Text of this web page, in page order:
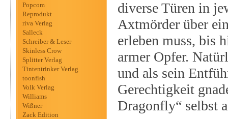
Popcom
Reprodukt
riva Verlag
Salleck
Schreiber & Leser
Skinless Crow
Splitter Verlag
Tintentrinker Verlag
toonfish
Volk Verlag
Williams
Wißner
Zack Edition
diverse Türen in
Axtmörder über
erleben muss, bis
armer Opfer.
und als sein
Gerechtigkeit
Dragonfly“ selbst